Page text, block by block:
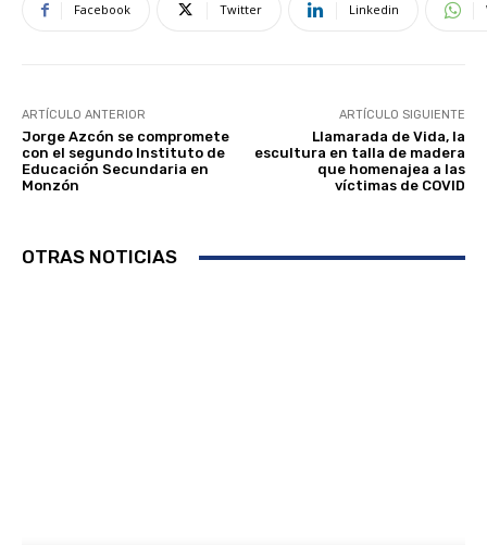
Facebook Twitter Linkedin
ARTÍCULO ANTERIOR
Jorge Azcón se compromete
con el segundo Instituto de
Educación Secundaria en
Monzón
ARTÍCULO SIGUIENTE
Llamarada de Vida, la
escultura en talla de madera
que homenajea a las
víctimas de COVID
OTRAS NOTICIAS